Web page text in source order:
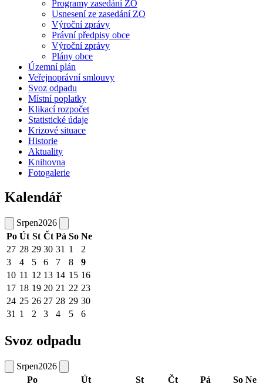
Programy zasedání ZO
Usnesení ze zasedání ZO
Výroční zprávy
Právní předpisy obce
Výroční zprávy
Plány obce
Územní plán
Veřejnoprávní smlouvy
Svoz odpadu
Místní poplatky
Klikací rozpočet
Statistické údaje
Krizové situace
Historie
Aktuality
Knihovna
Fotogalerie
Kalendář
Srpen2026
Po Út St Čt Pá So Ne
27 28 29 30 31 1
2
3
4 5 6 7 8
9
10 11 12 13 14 15 16
17 18 19 20 21 22 23
24 25 26 27 28 29 30
31 1 2 3 4 5 6
Svoz odpadu
Srpen2026
Po
Út St Čt Pá So Ne